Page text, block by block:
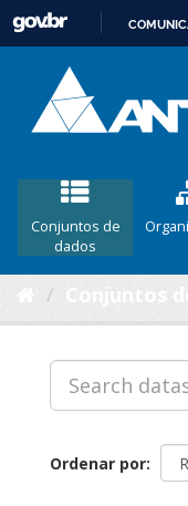
Conjuntos de
dados
Ordenar por